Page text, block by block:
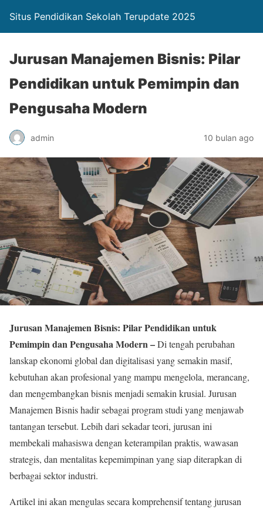
Situs Pendidikan Sekolah Terupdate 2025
Jurusan Manajemen Bisnis: Pilar
Pendidikan untuk Pemimpin dan
Pengusaha Modern
admin 10 bulan ago
Jurusan Manajemen Bisnis: Pilar Pendidikan untuk
Pemimpin dan Pengusaha Modern –Di tengah perubahan
lanskap ekonomi global dan digitalisasi yang semakin masif,
kebutuhan akan profesional yang mampu mengelola, merancang,
dan mengembangkan bisnis menjadi semakin krusial. Jurusan
Manajemen Bisnis hadir sebagai program studi yang menjawab
tantangan tersebut. Lebih dari sekadar teori, jurusan ini
membekali mahasiswa dengan keterampilan praktis, wawasan
strategis, dan mentalitas kepemimpinan yang siap diterapkan di
berbagai sektor industri.
Artikel ini akan mengulas secara komprehensif tentang jurusan